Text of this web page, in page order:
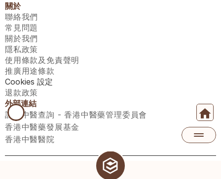
關於
聯絡我們
常見問題
關於我們
隱私政策
使用條款及免責聲明
推廣用途條款
Cookies 設定
退款政策
外部連結
註冊中醫查詢 - 香港中醫藥管理委員會
香港中醫藥發展基金
香港中醫醫院
醫師匯有限公司 ECWAY LIMITED Copyright 2026© All rights